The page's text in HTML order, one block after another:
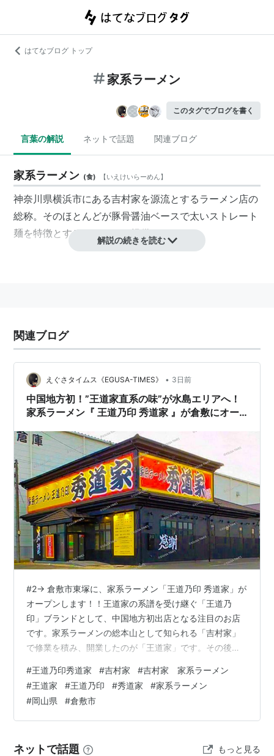
はてなブログ トップ
家系ラーメン
このタグでブログを書く
言葉の解説 ネットで話題 関連ブログ
家系ラーメン (食) 【いえけいらーめん】
神奈川県横浜市にある吉村家を源流とするラーメン店の
総称。そのほとんどが豚骨醤油ベースで太いストレート
麺を特徴とするラーメンを提供している。
解説の続きを読む
関連ブログ
えぐさタイムス《EGUSA-TIMES》 • 3日前
中国地方初！”王道家直系の味”が水島エリアへ！
家系ラーメン『 王道乃印 秀道家 』が倉敷にオー
#2→ 倉敷市東塚に、家系ラーメン「王道乃印 秀道家」が
オープンします！！王道家の系譜を受け継ぐ「王道乃
印」ブランドとして、中国地方初出店となる注目のお店
です。家系ラーメンの総本山として知られる「吉村家」
で修業を積み、開業したのが「王道家」です。その後は
店舗が広がっています。系譜をたどると、吉村家 → 王道
家 → 王道乃印（王道家が展開するブランド） → 秀道家
（倉敷）となります。 オープンは【2026年8月8日
（土）11時】です！OPEN記念として、ラーメン一杯無料
で見る www.i…
#王道乃印秀道家 #吉村家 #吉村家 家系ラーメン
#王道家 #王道乃印 #秀道家 #家系ラーメン
#岡山県 #倉敷市
ネットで話題 もっと見る